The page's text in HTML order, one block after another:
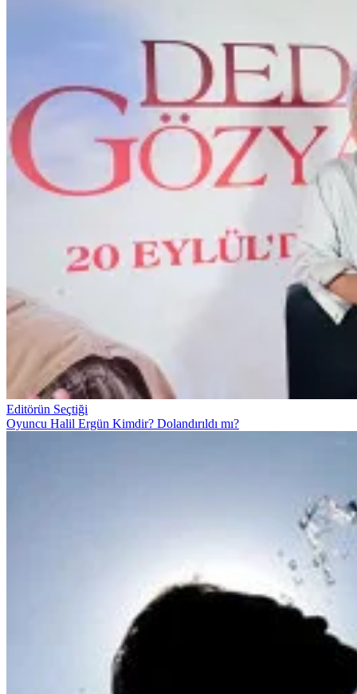
Editörün Seçtiği
Oyuncu Halil Ergün Kimdir? Dolandırıldı mı?